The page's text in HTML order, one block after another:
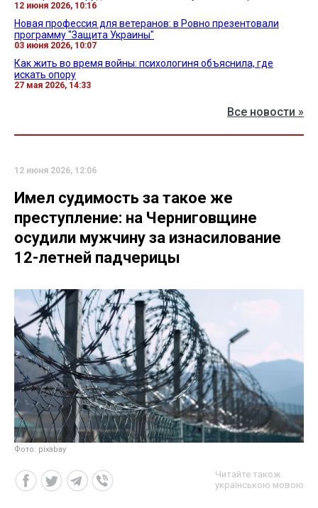
12 июня 2026, 10:16
Новая профессия для ветеранов: в Ровно презентовали
программу "Защита Украины"
03 июня 2026, 10:07
Как жить во время войны: психологиня объяснила, где
искать опору
27 мая 2026, 14:33
Все новости »
12 июня 2026, 12:06
Имел судимость за такое же
преступление: на Черниговщине
осудили мужчину за изнасилование
12-летней падчерицы
Фото: pixabay
Читайте також
українською мовою